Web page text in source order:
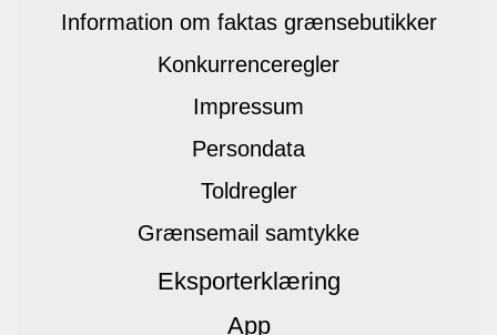
Information om faktas grænsebutikker
Konkurrenceregler
Impressum
Persondata
Toldregler
Grænsemail samtykke
Eksporterklæring
App